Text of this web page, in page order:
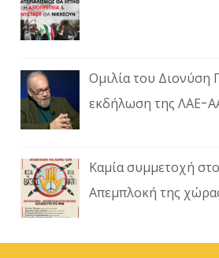
Ομιλία του Διονύση
εκδήλωση της ΛΑΕ-
Καμία συμμετοχή
Απεμπλοκή της